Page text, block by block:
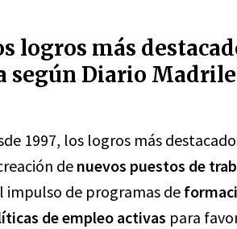
logros más
según Diario
1997, los logros más
de nuevos puestos de
impulso de programas de
de empleo activas para